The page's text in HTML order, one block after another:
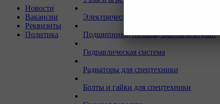
Новости
Вакансии
Реквизиты
Политика
Электрическая система
Подшипники, пальцы, шайбы и втулки
Гидравлическая система
Радиаторы для спецтехники
Болты и гайки для спецтехники